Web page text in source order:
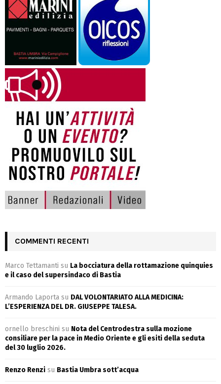
COMMENTI RECENTI
Marco Tettamanti su La bocciatura della rottamazione quinquies
e il caso del supersindaco di Bastia
Armando Laporta su DAL VOLONTARIATO ALLA MEDICINA:
L’ESPERIENZA DEL DR. GIUSEPPE TALESA.
ornello breschini su Nota del Centrodestra sulla mozione
consiliare per la pace in Medio Oriente e gli esiti della seduta
del 30 luglio 2026.
Renzo Renzi su Bastia Umbra sott’acqua